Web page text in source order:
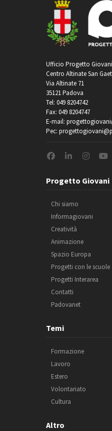
Ufficio Progetto Giovani
Centro Altinate San
Via Altinate 71
35121 Padova
Tel: 049 8204742
Fax: 049 8204747
E-mail:
Pec:
Progetto Giovani
Chi siamo
Informagiovani
Creatività
Animazione
Spazio Europa
Progetti con le scuole
Progetti Interarea
Contatti
Padovanet
Temi
Formazione
Lavoro
Estero
Volontariato
Cultura
Altro